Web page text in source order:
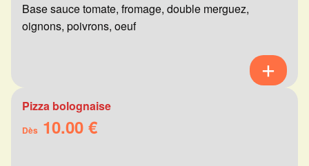
Base sauce tomate, fromage, double merguez,
oignons, poivrons, oeuf
Pizza bolognaise
Dès 10.00 €